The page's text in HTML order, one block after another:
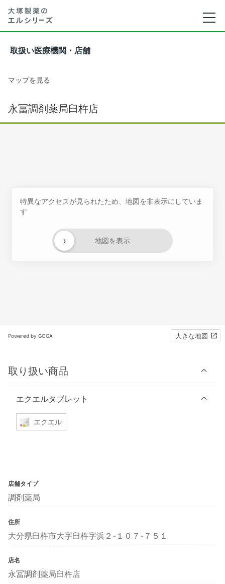
取扱い医療機関・店舗
マップを見る
永冨調剤薬局臼杵店
特異なアクセスが見られたため、地図を非表示にしていま
す
地図を表示
›
Powered by GOGA 大きな地図
取り扱い商品
エクエルタブレット
エクエル
店舗タイプ
調剤薬局
住所
大分県臼杵市大字臼杵字浜２-１０７-７５１
店名
永冨調剤薬局臼杵店